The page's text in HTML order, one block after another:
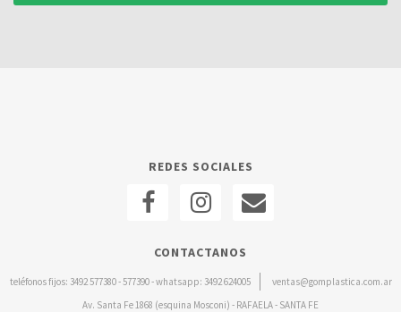
REDES SOCIALES
CONTACTANOS
teléfonos fijos: 3492 577380 - 577390 - whatsapp: 3492 624005
ventas@gomplastica.com.ar
Av. Santa Fe 1868 (esquina Mosconi) - RAFAELA - SANTA FE